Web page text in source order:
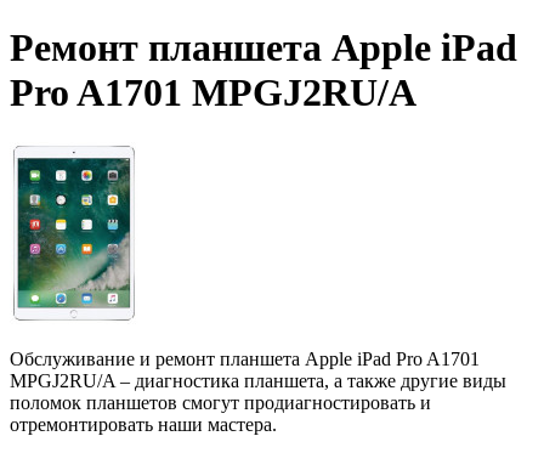
Ремонт планшета Apple iPad
Pro A1701 MPGJ2RU/A
Обслуживание и ремонт планшета Apple iPad Pro A1701
MPGJ2RU/A – диагностика планшета, а также другие виды
поломок планшетов смогут продиагностировать и
отремонтировать наши мастера.